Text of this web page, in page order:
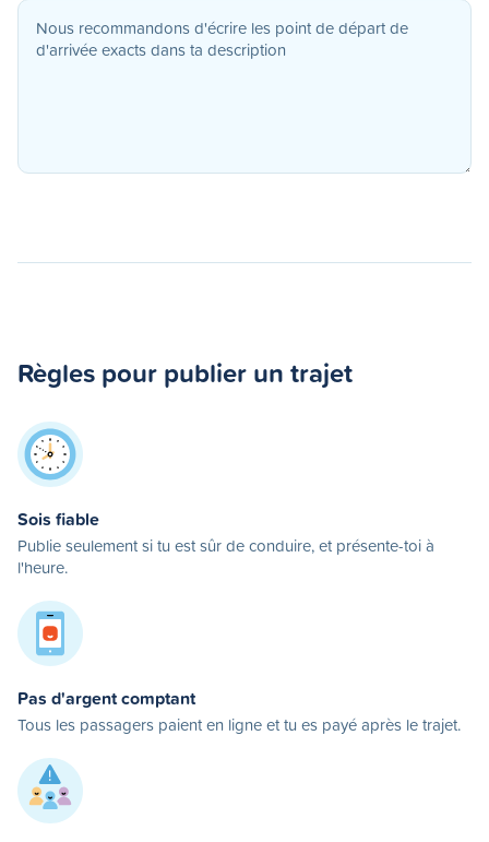
Règles pour publier un trajet
Sois fiable
Publie seulement si tu est sûr de conduire, et présente-toi à
l'heure.
Pas d'argent comptant
Tous les passagers paient en ligne et tu es payé après le trajet.